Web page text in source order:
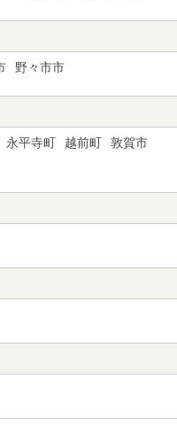
野々市市
永平寺町 越前町
敦賀市